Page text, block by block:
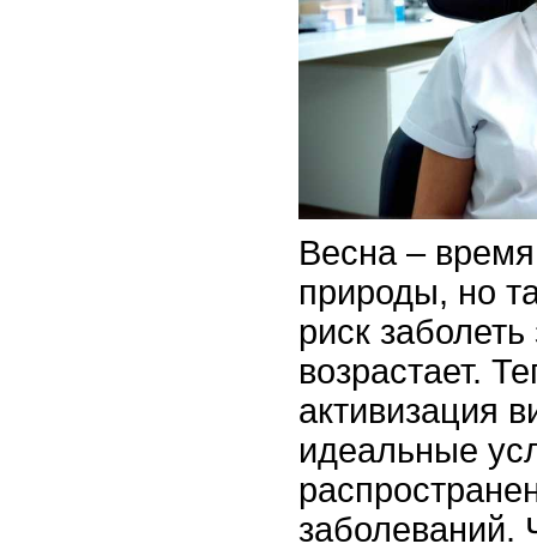
Весна –
природы, но
риск
возрастает.
активизация
идеальные
заболеваний.